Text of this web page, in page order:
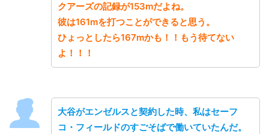
クアーズの記録が153mだよね。
彼は161mを打つことができると思う。
ひょっとしたら167mかも！！もう待てない
よ！！！
大谷がエンゼルスと契約した時、私はセーフ
コ・フィールドのすごそばで働いていたんだ。